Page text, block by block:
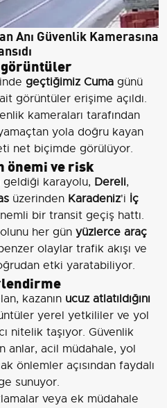
Anı Güvenlik Kamerasına
görüntüler
geçtiğimiz Cuma günü
görüntüler erişime açıldı.
kameraları tarafından
yola doğru kayan
net biçimde görülüyor.
önemi ve risk
geldiği karayolu, Dereli,
üzerinden Karadeniz'i İç
bir transit geçiş hattı.
her gün yüzlerce araç
olaylar trafik akışı ve
etki yaratabiliyor.
kazanın ucuz atlatıldığını
yerel yetkililer ve yol
nitelik taşıyor. Güvenlik
anlar, acil müdahale, yol
önlemler açısından faydalı
sunuyor.
veya ek müdahale